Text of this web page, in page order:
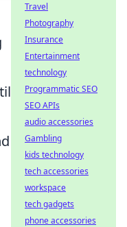
Travel
Photography
Insurance
Entertainment
technology
Programmatic SEO
SEO APIs
audio accessories
Gambling
kids technology
tech accessories
workspace
tech gadgets
phone accessories